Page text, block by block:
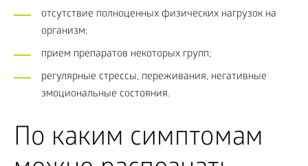
отсутствие полноценных физических нагрузок на
организм;
прием препаратов некоторых групп;
регулярные стрессы, переживания, негативные
эмоциональные состояния.
По каким симптомам